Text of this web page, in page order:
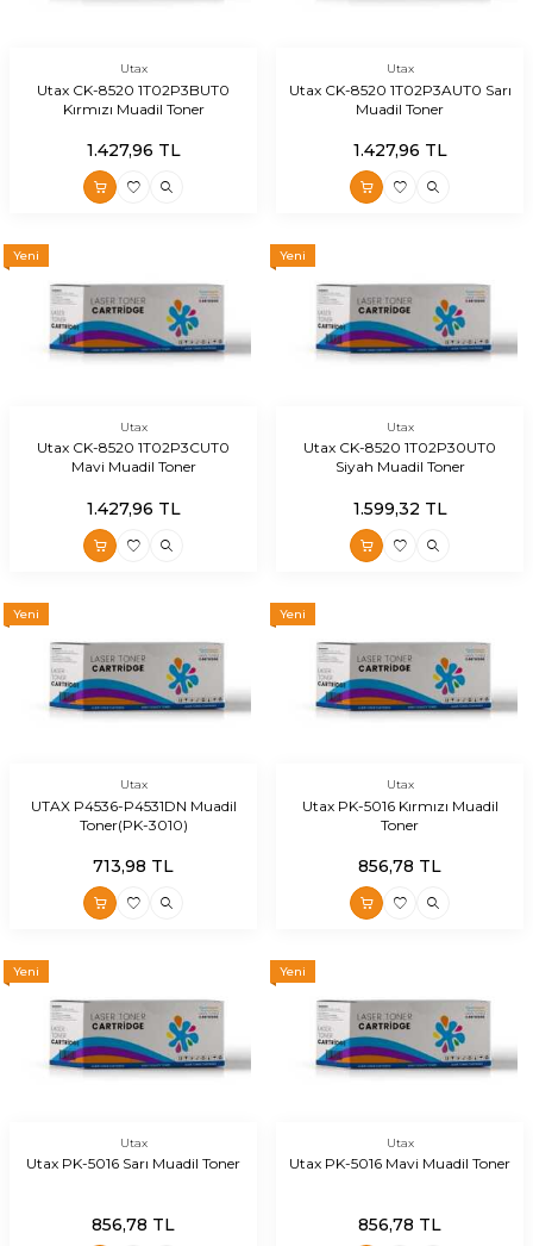
Utax
Utax CK-8520 1T02P3BUT0
Kırmızı Muadil Toner
1.427,96 TL
Utax
Utax CK-8520 1T02P3AUT0 Sarı
Muadil Toner
1.427,96 TL
Yeni
Utax
Utax CK-8520 1T02P3CUT0
Mavi Muadil Toner
1.427,96 TL
Yeni
Utax
Utax CK-8520 1T02P30UT0
Siyah Muadil Toner
1.599,32 TL
Yeni
Utax
UTAX P4536-P4531DN Muadil
Toner(PK-3010)
713,98 TL
Yeni
Utax
Utax PK-5016 Kırmızı Muadil
Toner
856,78 TL
Yeni
Utax
Utax PK-5016 Sarı Muadil Toner
856,78 TL
Yeni
Utax
Utax PK-5016 Mavi Muadil Toner
856,78 TL